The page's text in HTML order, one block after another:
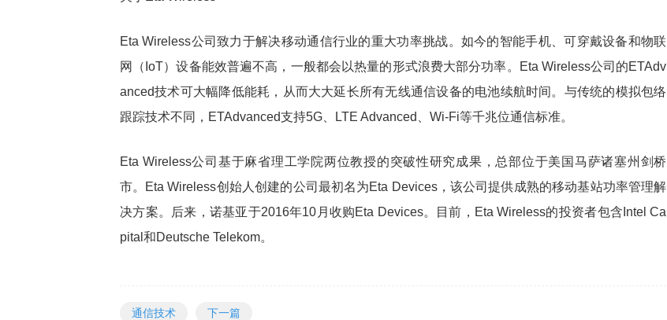
Eta Wireless公司致力于解决移动通信行业的重大功率挑战。如今的智能手机、可穿戴设备和物联
网（IoT）设备能效普遍不高，一般都会以热量的形式浪费大部分功率。Eta Wireless公司的ETAdv
anced技术可大幅降低能耗，从而大大延长所有无线通信设备的电池续航时间。与传统的模拟包络
跟踪技术不同，ETAdvanced支持5G、LTE Advanced、Wi-Fi等千兆位通信标准。
Eta Wireless公司基于麻省理工学院两位教授的突破性研究成果，总部位于美国马萨诸塞州剑桥
市。Eta Wireless创始人创建的公司最初名为Eta Devices，该公司提供成熟的移动基站功率管理解
决方案。后来，诺基亚于2016年10月收购Eta Devices。目前，Eta Wireless的投资者包含Intel Ca
pital和Deutsche Telekom。
通信技术 下一篇